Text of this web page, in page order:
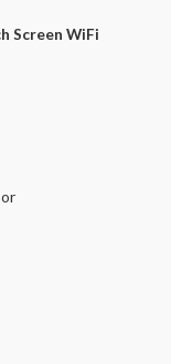
Screen WiFi